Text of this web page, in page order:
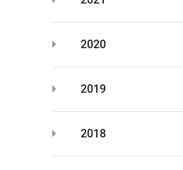
2020
2019
2018